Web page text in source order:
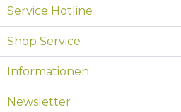
Service Hotline
Shop Service
Informationen
Newsletter